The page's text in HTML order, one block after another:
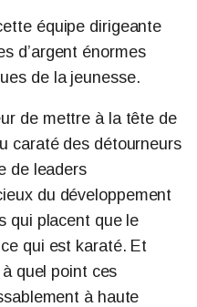
équipe dirigeante
d’argent énormes
de la jeunesse.
de mettre à la tête de
caraté des détourneurs
de leaders
du développement
qui placent que le
qui est karaté. Et
quel point ces
à haute